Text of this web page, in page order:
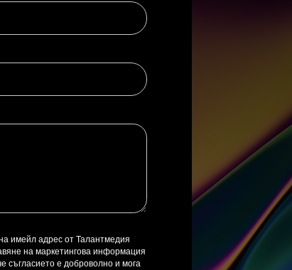
имейл адрес от Талантмедия
на маркетингова информация
съгласието е доброволно и мога